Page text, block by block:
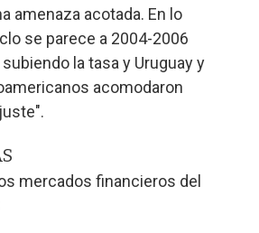
amenaza acotada. En lo
se parece a 2004-2006
la tasa y Uruguay y
acomodaron
mercados financieros del